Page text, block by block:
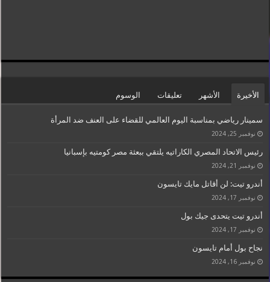
الأخيرة الأشهر تعليقات الوسوم
سمينار رياضي بمناسبة اليوم العالمي للقضاء على العنف ضد المرأة
نوفمبر 25, 2024
رئيس الاتحاد المصري الكاراتيه يلتقي ببعثة مصر كومتيه بإسبانيا
نوفمبر 21, 2024
أندرو تيت: لن أقاتل مايك تايسون
نوفمبر 17, 2024
أندرو تيت يتحدى جيك بول
نوفمبر 17, 2024
نجاح بول أمام تايسون
نوفمبر 16, 2024